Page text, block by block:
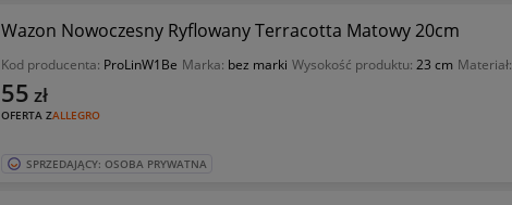
Wazon Nowoczesny Ryflowany Terracotta Matowy 20cm
Kod producenta: ProLinW1Be Marka: bez marki Wysokość produktu: 23 cm Materiał:
OFERTA ZALLEGRO
55 zł
SPRZEDAJĄCY: OSOBA PRYWATNA